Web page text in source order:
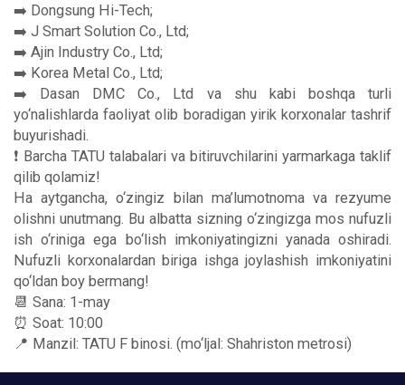
➡️ Dongsung Hi-Tech;
➡️ J Smart Solution Co., Ltd;
➡️ Ajin Industry Co., Ltd;
➡️ Korea Metal Co., Ltd;
➡️ Dasan DMC Co., Ltd va shu kabi boshqa turli
yo‘nalishlarda faoliyat olib boradigan yirik korxonalar tashrif
buyurishadi.
❗️ Barcha TATU talabalari va bitiruvchilarini yarmarkaga taklif
qilib qolamiz!
Ha aytgancha, o‘zingiz bilan ma’lumotnoma va rezyume
olishni unutmang. Bu albatta sizning o‘zingizga mos nufuzli
ish o‘riniga ega bo‘lish imkoniyatingizni yanada oshiradi.
Nufuzli korxonalardan biriga ishga joylashish imkoniyatini
qo‘ldan boy bermang!
📆 Sana: 1-may
⏰ Soat: 10:00
📍 Manzil: TATU F binosi. (mo‘ljal: Shahriston metrosi)